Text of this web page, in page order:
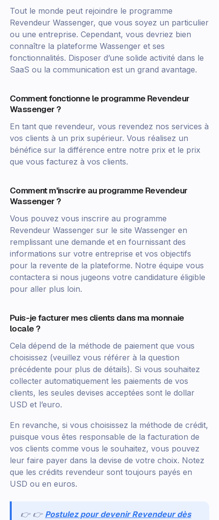
Tout le monde peut rejoindre le programme
Revendeur Wassenger, que vous soyez un particulier
ou une entreprise. Cependant, vous devriez bien
connaître la plateforme Wassenger et ses
fonctionnalités. Disposer d’une solide activité dans le
SaaS ou la communication est un grand avantage.
Comment fonctionne le programme Revendeur
Wassenger ?
En tant que revendeur, vous revendez nos services à
vos clients à un prix supérieur. Vous réalisez un
bénéfice sur la différence entre notre prix et le prix
que vous facturez à vos clients.
Comment m'inscrire au programme Revendeur
Wassenger ?
Vous pouvez vous inscrire au programme
Revendeur Wassenger sur le site Wassenger en
remplissant une demande et en fournissant des
informations sur votre entreprise et vos objectifs
pour la revente de la plateforme. Notre équipe vous
contactera si nous jugeons votre candidature éligible
pour aller plus loin.
Puis-je facturer mes clients dans ma monnaie
locale ?
Cela dépend de la méthode de paiement que vous
choisissez (veuillez vous référer à la question
précédente pour plus de détails). Si vous souhaitez
collecter automatiquement les paiements de vos
clients, les seules devises acceptées sont le dollar
USD et l’euro.
En revanche, si vous choisissez la méthode de crédit,
puisque vous êtes responsable de la facturation de
vos clients comme vous le souhaitez, vous pouvez
leur faire payer dans la devise de votre choix. Notez
que les crédits revendeur sont toujours payés en
USD ou en euros.
👉 👉 Postulez pour devenir Revendeur dès